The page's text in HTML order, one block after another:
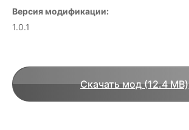
Версия модификации:
1.0.1
Скачать мод (12.4 MB)